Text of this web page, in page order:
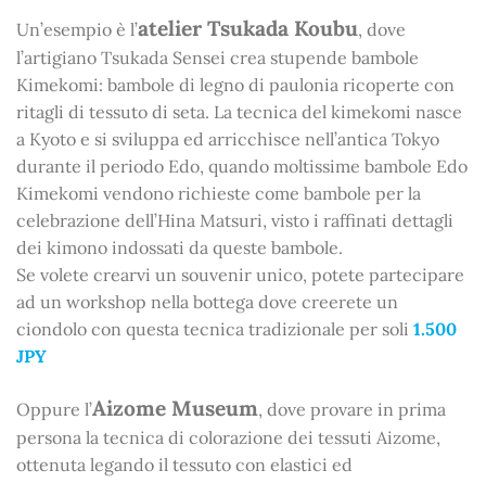
Un’esempio è l’atelier Tsukada Koubu, dove
l’artigiano Tsukada Sensei crea stupende bambole
Kimekomi: bambole di legno di paulonia ricoperte con
ritagli di tessuto di seta. La tecnica del kimekomi nasce
a Kyoto e si sviluppa ed arricchisce nell’antica Tokyo
durante il periodo Edo, quando moltissime bambole Edo
Kimekomi vendono richieste come bambole per la
celebrazione dell’Hina Matsuri, visto i raffinati dettagli
dei kimono indossati da queste bambole.
Se volete crearvi un souvenir unico, potete partecipare
ad un workshop nella bottega dove creerete un
ciondolo con questa tecnica tradizionale per soli 1.500
JPY
Oppure l’Aizome Museum, dove provare in prima
persona la tecnica di colorazione dei tessuti Aizome,
ottenuta legando il tessuto con elastici ed